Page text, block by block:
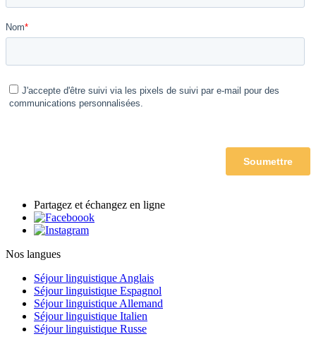
Partagez et échangez en ligne
Nos langues
Séjour linguistique Anglais
Séjour linguistique Espagnol
Séjour linguistique Allemand
Séjour linguistique Italien
Séjour linguistique Russe